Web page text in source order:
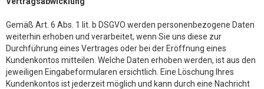
Gemäß Art. 6 Abs. 1 lit. b DSGVO werden personenbezogene Daten
weiterhin erhoben und verarbeitet, wenn Sie uns diese zur
Durchführung eines Vertrages oder bei der Eröffnung eines
Kundenkontos mitteilen. Welche Daten erhoben werden, ist aus den
jeweiligen Eingabeformularen ersichtlich. Eine Löschung Ihres
Kundenkontos ist jederzeit möglich und kann durch eine Nachricht